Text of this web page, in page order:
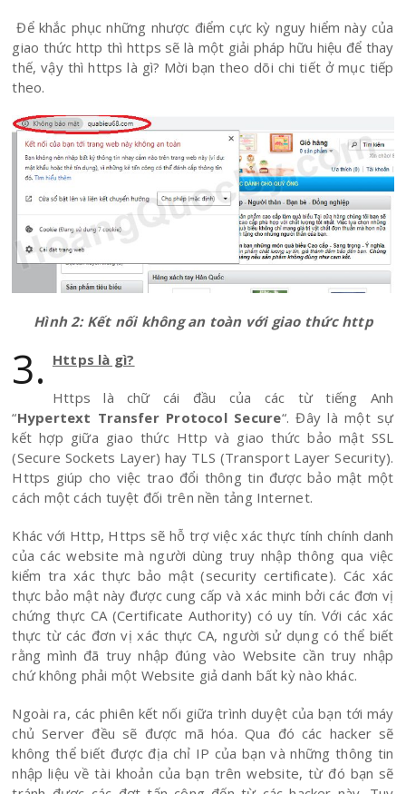
Để khắc phục những nhược điểm cực kỳ nguy hiểm này của
giao thức http thì https sẽ là một giải pháp hữu hiệu để thay
thế, vậy thì https là gì? Mời bạn theo dõi chi tiết ở mục tiếp
theo.
Hình 2: Kết nối không an toàn với giao thức http
3. Https là gì?
Https là chữ cái đầu của các từ tiếng Anh
“Hypertext Transfer Protocol Secure“. Đây là một sự
kết hợp giữa giao thức Http và giao thức bảo mật SSL
(Secure Sockets Layer) hay TLS (Transport Layer Security).
Https giúp cho việc trao đổi thông tin được bảo mật một
cách một cách tuyệt đối trên nền tảng Internet.
Khác với Http, Https sẽ hỗ trợ việc xác thực tính chính danh
của các website mà người dùng truy nhập thông qua việc
kiểm tra xác thực bảo mật (security certificate). Các xác
thực bảo mật này được cung cấp và xác minh bởi các đơn vị
chứng thực CA (Certificate Authority) có uy tín. Với các xác
thực từ các đơn vị xác thực CA, người sử dụng có thể biết
rằng mình đã truy nhập đúng vào Website cần truy nhập
chứ không phải một Website giả danh bất kỳ nào khác.
Ngoài ra, các phiên kết nối giữa trình duyệt của bạn tới máy
chủ Server đều sẽ được mã hóa. Qua đó các hacker sẽ
không thể biết được địa chỉ IP của bạn và những thông tin
nhập liệu về tài khoản của bạn trên website, từ đó bạn sẽ